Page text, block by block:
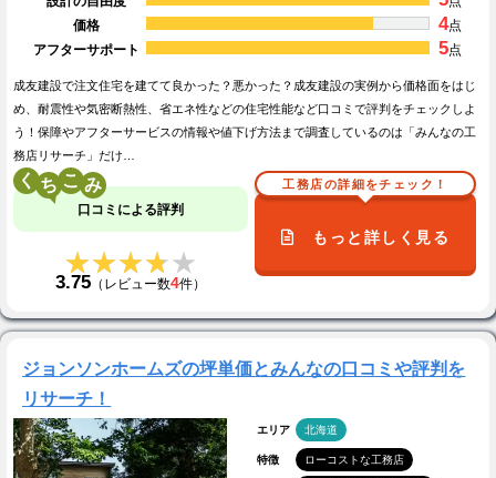
価格
4点
アフターサポート
5点
成友建設で注文住宅を建てて良かった？悪かった？成友建設の実例から価格面をはじ
め、耐震性や気密断熱性、省エネ性などの住宅性能など口コミで評判をチェックしよ
う！保障やアフターサービスの情報や値下げ方法まで調査しているのは「みんなの工
務店リサーチ」だけ…
く こ
口コミによる評判
★★★★★
★★★★★
3.75 （レビュー数4件）
工務店の詳細をチェック！
もっと詳しく見る
ジョンソンホームズの坪単価とみんなの口コミや評判を
リサーチ！
エリア 北海道
特徴 ローコストな工務店